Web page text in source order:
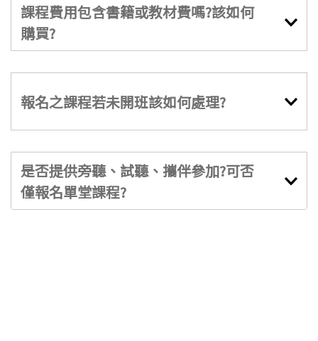
課程費用包含書籍或教材費嗎?該如何
購買?
報名之課程若未開班該如何處理?
是否提供旁聽、試聽、攜伴參加?可否
僅報名單堂課程?